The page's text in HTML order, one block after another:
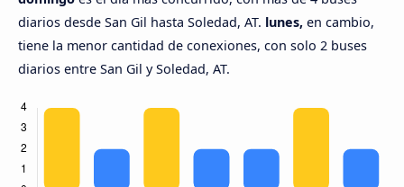
diarios desde San Gil hasta Soledad, AT. lunes, en cambio,
tiene la menor cantidad de conexiones, con solo 2 buses
diarios entre San Gil y Soledad, AT.